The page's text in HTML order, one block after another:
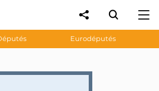
Eurodéputés